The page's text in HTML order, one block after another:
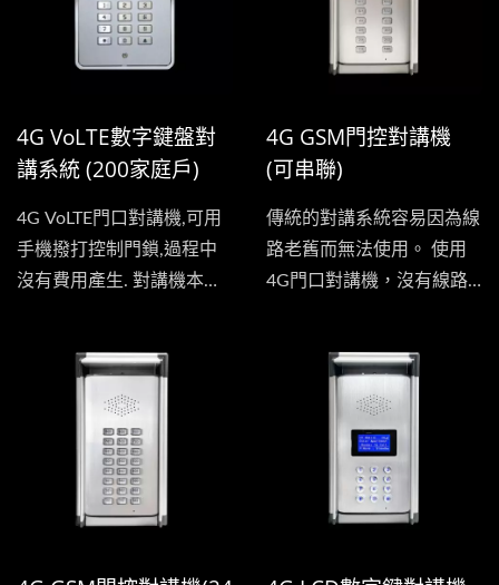
4G VoLTE數字鍵盤對
講系統 (200家庭戶)
4G VoLTE門口對講機,可用
手機撥打控制門鎖,過程中
沒有費用產生. 對講機本身
4G GSM門控對講機
(可串聯)
傳統的對講系統容易因為線
路老舊而無法使用。 使用
4G門口對講機，沒有線路